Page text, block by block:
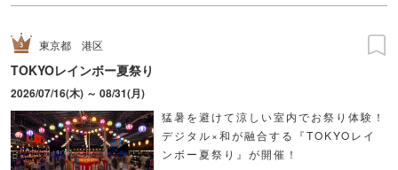
東京都 港区
TOKYOレインボー夏祭り
2026/07/16(木) ～ 08/31(月)
猛暑を避けて涼しい室内でお祭り体験！
デジタル×和が融合する『TOKYOレイ
ンボー夏祭り』が開催！